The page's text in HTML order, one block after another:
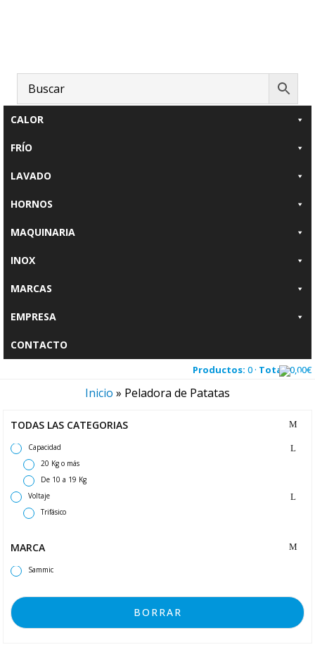
lateral
principal
página
CALOR
FRÍO
LAVADO
HORNOS
MAQUINARIA
INOX
MARCAS
EMPRESA
CONTACTO
Productos: 0 · Total:0,00€
Inicio » Peladora de Patatas
TODAS LAS CATEGORIAS
Capacidad
20 Kg o más
De 10 a 19 Kg
Voltaje
Trifásico
MARCA
Sammic
BORRAR